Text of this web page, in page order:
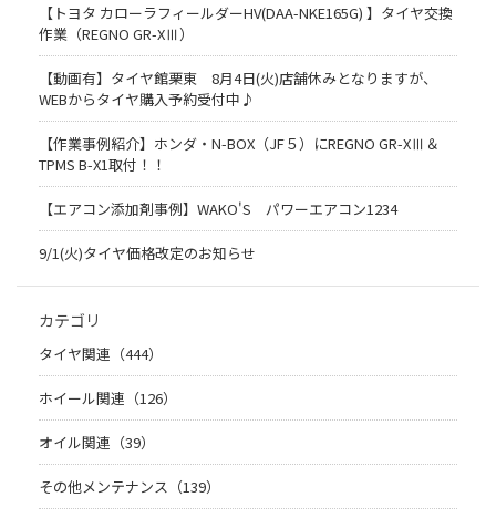
【トヨタ カローラフィールダーHV(DAA-NKE165G) 】タイヤ交換
作業（REGNO GR-XⅢ）
【動画有】タイヤ館栗東 8月4日(火)店舗休みとなりますが、
WEBからタイヤ購入予約受付中♪
【作業事例紹介】ホンダ・N-BOX（JF５）にREGNO GR-XⅢ＆
TPMS B-X1取付！！
【エアコン添加剤事例】WAKO'S パワーエアコン1234
9/1(火)タイヤ価格改定のお知らせ
カテゴリ
タイヤ関連（444）
ホイール関連（126）
オイル関連（39）
その他メンテナンス（139）